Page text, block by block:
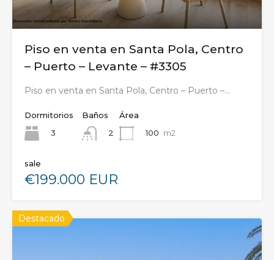
Piso en venta en Santa Pola, Centro
– Puerto – Levante – #3305
Piso en venta en Santa Pola, Centro – Puerto –…
Dormitorios
3
Baños
2
Área
100 m2
sale
€199.000 EUR
Destacado